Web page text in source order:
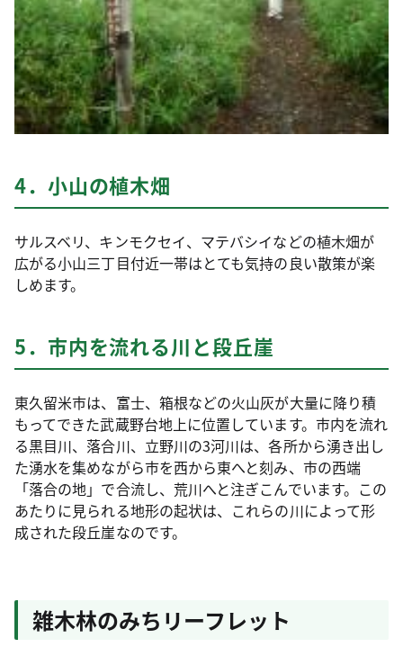
4．小山の植木畑
サルスベリ、キンモクセイ、マテバシイなどの植木畑が
広がる小山三丁目付近一帯はとても気持の良い散策が楽
しめます。
5．市内を流れる川と段丘崖
東久留米市は、富士、箱根などの火山灰が大量に降り積
もってできた武蔵野台地上に位置しています。市内を流れ
る黒目川、落合川、立野川の3河川は、各所から湧き出し
た湧水を集めながら市を西から東へと刻み、市の西端
「落合の地」で合流し、荒川へと注ぎこんでいます。この
あたりに見られる地形の起状は、これらの川によって形
成された段丘崖なのです。
雑木林のみちリーフレット